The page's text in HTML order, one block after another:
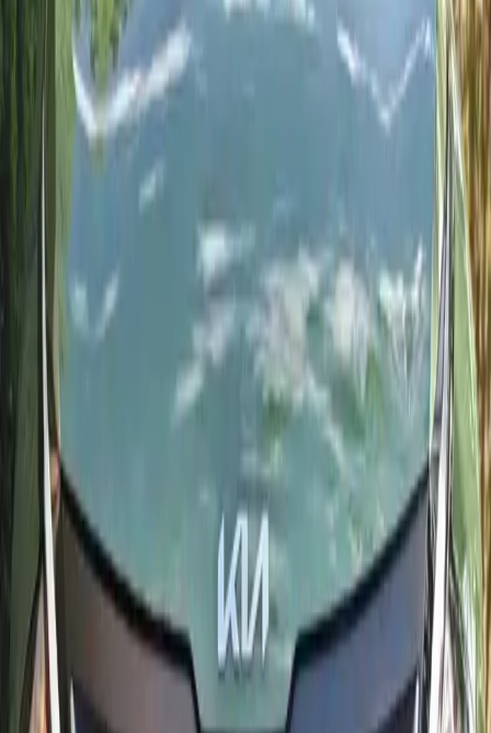
Czarne auto miejskie Kia Picanto z automatyczną skrzynią
biegów: kompaktowy, ekonomiczny silnik benzynowy, niskie
koszty eksploatacji i nowoczesna łączność (Apple CarPlay /
Android Auto, w zależności od wyposażenia) ułatwiające jazdę
po Agadirze.
Miejsca
5
Dostawa 24/7
2025· Kia
Kia Picanto
Kia Picanto
Szare miejskie auto Kia Picanto 2025 z automatyczną skrzynią
biegów: łatwe w prowadzeniu, ekonomiczne zużycie benzyny,
Apple CarPlay / Android Auto (w zależności od wyposażenia) i
wydajna klimatyzacja dla Agadiru.
Miejsca
5
Skrzynia
Automatique
Paliwo
Essence
Od 400 MAD/dzieńDostawa 24/7
2025
Zobacz
Kia ·
Sportage 1.6 CRDi 136 DCT7
Kia Sportage